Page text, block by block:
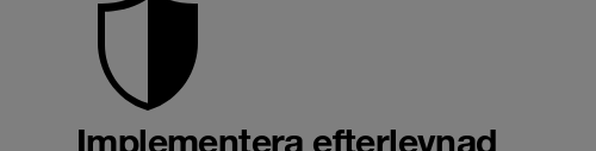
Implementera efterlevnad